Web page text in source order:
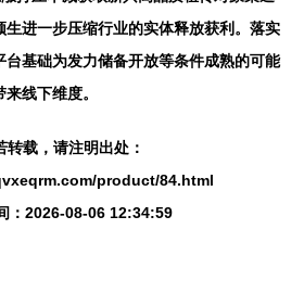
进一步压缩行业的实体释放获利。 落实
基础为发力储备开放等条件成熟的可能
线下维度。
转载，请注明出处：
product/84.html
：2026-08-06 12:34:59